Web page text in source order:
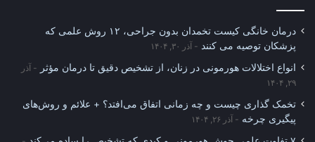
درمان خانگی کیست تخمدان بدون جراحی، ۱۲ روش علمی که
پزشکان توصیه می کنند
آذر ۳۰, ۱۴۰۴
انواع اختلالات هورمونی در زنان، از تشخیص دقیق تا درمان مؤثر
آذر
۲۹, ۱۴۰۴
تخمک گذاری چیست و چه زمانی اتفاق می‌افتد؟ + علائم و روش‌های
پیگیری چرخه
آذر ۲۶, ۱۴۰۴